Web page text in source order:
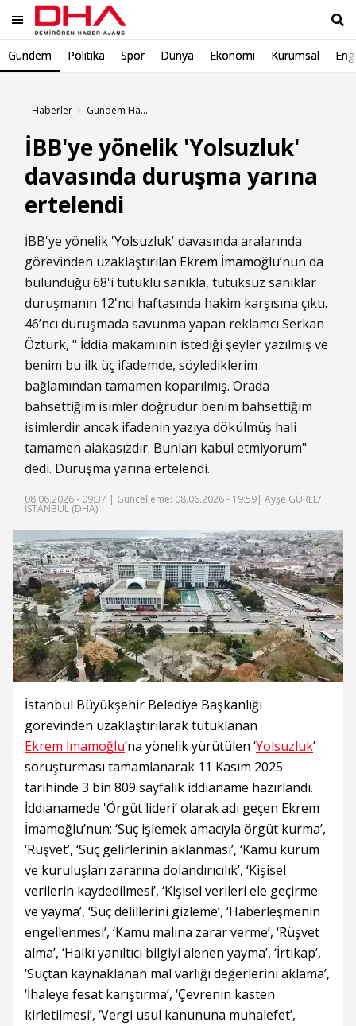
Gündem Politika Spor Dünya Ekonomi Kurumsal
Haberler Gündem Haberleri
İBB'ye yönelik 'Yolsuzluk'
davasında duruşma yarına
ertelendi
İBB'ye yönelik 'Yolsuzluk' davasında aralarında
görevinden uzaklaştırılan Ekrem İmamoğlu’nun da
bulunduğu 68'i tutuklu sanıkla, tutuksuz sanıklar
duruşmanın 12'nci haftasında hakim karşısına çıktı.
46’ncı duruşmada savunma yapan reklamcı Serkan
Öztürk, " İddia makamının istediği şeyler yazılmış ve
benim bu ilk üç ifademde, söylediklerim
bağlamından tamamen koparılmış. Orada
bahsettiğim isimler doğrudur benim bahsettiğim
isimlerdir ancak ifadenin yazıya dökülmüş hali
tamamen alakasızdır. Bunları kabul etmiyorum"
dedi. Duruşma yarına ertelendi.
08.06.2026 - 09:37 | Güncelleme: 08.06.2026 - 19:59| Ayşe GÜREL/
İSTANBUL (DHA)
İstanbul Büyükşehir Belediye Başkanlığı
görevinden uzaklaştırılarak tutuklanan
Ekrem İmamoğlu’na yönelik yürütülen ‘Yolsuzluk’
soruşturması tamamlanarak 11 Kasım 2025
tarihinde 3 bin 809 sayfalık iddianame hazırlandı.
İddianamede 'Örgüt lideri’ olarak adı geçen Ekrem
İmamoğlu’nun; ‘Suç işlemek amacıyla örgüt kurma’,
‘Rüşvet’, ‘Suç gelirlerinin aklanması’, ‘Kamu kurum
ve kuruluşları zararına dolandırıcılık’, ‘Kişisel
verilerin kaydedilmesi’, ‘Kişisel verileri ele geçirme
ve yayma’, ‘Suç delillerini gizleme’, ‘Haberleşmenin
engellenmesi’, ‘Kamu malına zarar verme’, ‘Rüşvet
alma’, ‘Halkı yanıltıcı bilgiyi alenen yayma’, ‘İrtikap’,
‘Suçtan kaynaklanan mal varlığı değerlerini aklama’,
‘İhaleye fesat karıştırma’, ‘Çevrenin kasten
kirletilmesi’, ‘Vergi usul kanununa muhalefet’,